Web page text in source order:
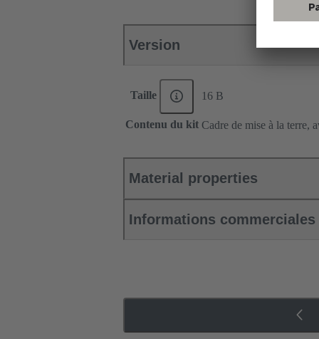
Version
Taille 16 B
Contenu du kit Cadre de mise à la
Material properties
Informations commerciales